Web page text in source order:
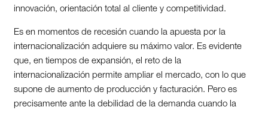
innovación, orientación total al cliente y competitividad.
Es en momentos de recesión cuando la apuesta por la
internacionalización adquiere su máximo valor. Es evidente
que, en tiempos de expansión, el reto de la
internacionalización permite ampliar el mercado, con lo que
supone de aumento de producción y facturación. Pero es
precisamente ante la debilidad de la demanda cuando la